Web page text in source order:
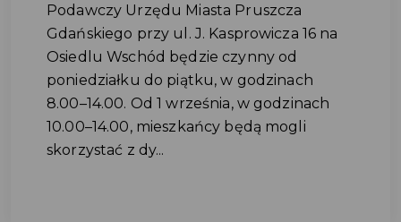
Podawczy Urzędu Miasta Pruszcza
Gdańskiego przy ul. J. Kasprowicza 16 na
Osiedlu Wschód będzie czynny od
poniedziałku do piątku, w godzinach
8.00–14.00. Od 1 września, w godzinach
10.00–14.00, mieszkańcy będą mogli
skorzystać z dy...